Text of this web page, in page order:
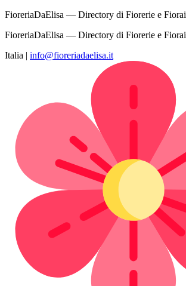
FioreriaDaElisa — Directory di Fiorerie e Fiorai
FioreriaDaElisa — Directory di Fiorerie e Fiorai
Italia | info@fioreriadaelisa.it